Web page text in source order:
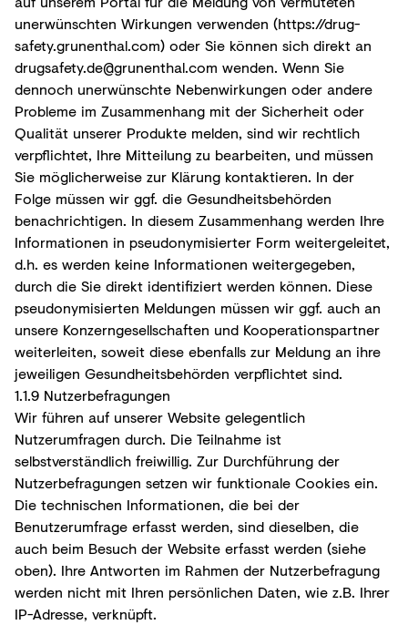
unerwünschten Wirkungen verwenden (https://drug-
safety.grunenthal.com) oder Sie können sich direkt an
drugsafety.de@grunenthal.com wenden. Wenn Sie
dennoch unerwünschte Nebenwirkungen oder andere
Probleme im Zusammenhang mit der Sicherheit oder
Qualität unserer Produkte melden, sind wir rechtlich
verpflichtet, Ihre Mitteilung zu bearbeiten, und müssen
Sie möglicherweise zur Klärung kontaktieren. In der
Folge müssen wir ggf. die Gesundheitsbehörden
benachrichtigen. In diesem Zusammenhang werden Ihre
Informationen in pseudonymisierter Form weitergeleitet,
d.h. es werden keine Informationen weitergegeben,
durch die Sie direkt identifiziert werden können. Diese
pseudonymisierten Meldungen müssen wir ggf. auch an
unsere Konzerngesellschaften und Kooperationspartner
weiterleiten, soweit diese ebenfalls zur Meldung an ihre
jeweiligen Gesundheitsbehörden verpflichtet sind.
1.1.9 Nutzerbefragungen
Wir führen auf unserer Website gelegentlich
Nutzerumfragen durch. Die Teilnahme ist
selbstverständlich freiwillig. Zur Durchführung der
Nutzerbefragungen setzen wir funktionale Cookies ein.
Die technischen Informationen, die bei der
Benutzerumfrage erfasst werden, sind dieselben, die
auch beim Besuch der Website erfasst werden (siehe
oben). Ihre Antworten im Rahmen der Nutzerbefragung
werden nicht mit Ihren persönlichen Daten, wie z.B. Ihrer
IP-Adresse, verknüpft.